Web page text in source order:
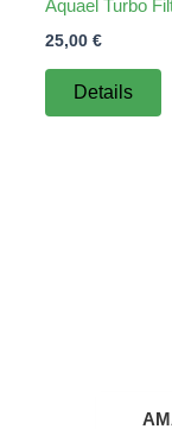
Aquael Turbo
25,00 €
Details